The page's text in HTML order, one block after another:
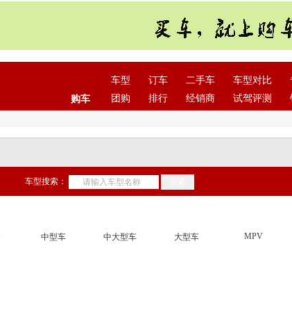
购车
车型 订车 二手车 车型对比
团购
排行 经销商 试驾评测
车型搜索：
中型车 中大型车 大型车 MPV